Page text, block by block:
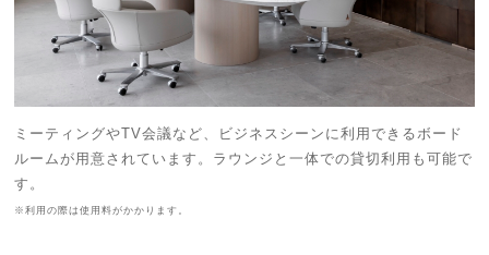
ミーティングやTV会議など、ビジネスシーンに利用できるボード
ルームが用意されています。ラウンジと一体での貸切利用も可能で
す。
※利用の際は使用料がかかります。